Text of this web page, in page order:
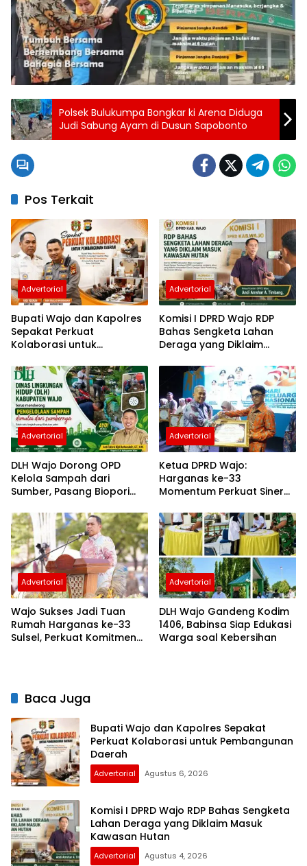
Polsek Bulukumpa Bongkar ki Arena Diduga
Judi Sabung Ayam di Dusun Sapobonto
Pos Terkait
Advertorial
Bupati Wajo dan Kapolres
Sepakat Perkuat
Kolaborasi untuk
Advertorial
Komisi I DPRD Wajo RDP
Bahas Sengketa Lahan
Deraga yang Diklaim
Advertorial
DLH Wajo Dorong OPD
Kelola Sampah dari
Sumber, Pasang Biopori
Penampungan Botol
Plastik
Advertorial
Ketua DPRD Wajo:
Harganas ke-33
Momentum Perkuat Sinergi
Berkualitas
Advertorial
Wajo Sukses Jadi Tuan
Rumah Harganas ke-33
Sulsel, Perkuat Komitmen
Advertorial
DLH Wajo Gandeng Kodim
1406, Babinsa Siap Edukasi
Warga soal Kebersihan
Baca Juga
Bupati Wajo dan Kapolres Sepakat
Perkuat Kolaborasi untuk Pembangunan
Daerah
Advertorial Agustus 6, 2026
Komisi I DPRD Wajo RDP Bahas Sengketa
Lahan Deraga yang Diklaim Masuk
Kawasan Hutan
Advertorial Agustus 4, 2026